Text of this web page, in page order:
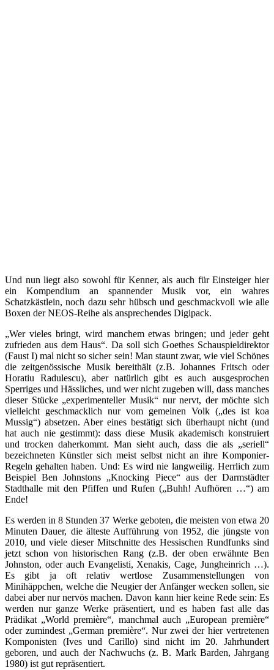
Und nun liegt also sowohl für Kenner, als auch für Einsteiger hier
ein Kompendium an spannender Musik vor, ein wahres
Schatzkästlein, noch dazu sehr hübsch und geschmackvoll wie alle
Boxen der NEOS-Reihe als ansprechendes Digipack.
„Wer vieles bringt, wird manchem etwas bringen; und jeder geht
zufrieden aus dem Haus“. Da soll sich Goethes Schauspieldirektor
(Faust I) mal nicht so sicher sein! Man staunt zwar, wie viel Schönes
die zeitgenössische Musik bereithält (z.B. Johannes Fritsch oder
Horatiu Radulescu), aber natürlich gibt es auch ausgesprochen
Sperriges und Hässliches, und wer nicht zugeben will, dass manches
dieser Stücke „experimenteller Musik“ nur nervt, der möchte sich
vielleicht geschmacklich nur vom gemeinen Volk („des ist koa
Mussig“) absetzen. Aber eines bestätigt sich überhaupt nicht (und
hat auch nie gestimmt): dass diese Musik akademisch konstruiert
und trocken daherkommt. Man sieht auch, dass die als „seriell“
bezeichneten Künstler sich meist selbst nicht an ihre Komponier-
Regeln gehalten haben. Und: Es wird nie langweilig. Herrlich zum
Beispiel Ben Johnstons „Knocking Piece“ aus der Darmstädter
Stadthalle mit den Pfiffen und Rufen („Buhh! Aufhören …“) am
Ende!
Es werden in 8 Stunden 37 Werke geboten, die meisten von etwa 20
Minuten Dauer, die älteste Aufführung von 1952, die jüngste von
2010, und viele dieser Mitschnitte des Hessischen Rundfunks sind
jetzt schon von historischen Rang (z.B. der oben erwähnte Ben
Johnston, oder auch Evangelisti, Xenakis, Cage, Jungheinrich …).
Es gibt ja oft relativ wertlose Zusammenstellungen von
Minihäppchen, welche die Neugier der Anfänger wecken sollen, sie
dabei aber nur nervös machen. Davon kann hier keine Rede sein: Es
werden nur ganze Werke präsentiert, und es haben fast alle das
Prädikat „World première“, manchmal auch „European première“
oder zumindest „German première“. Nur zwei der hier vertretenen
Komponisten (Ives und Carillo) sind nicht im 20. Jahrhundert
geboren, und auch der Nachwuchs (z. B. Mark Barden, Jahrgang
1980) ist gut repräsentiert.